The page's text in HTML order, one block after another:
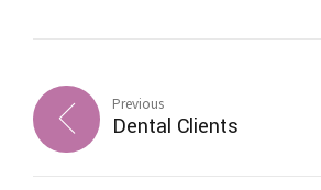
Previous
Dental Clients